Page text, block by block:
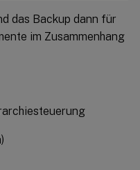
das Backup dann für
im Zusammenhang